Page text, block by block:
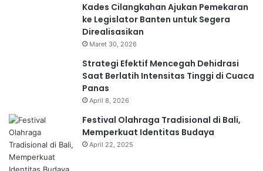
Kades Cilangkahan Ajukan Pemekaran
ke Legislator Banten untuk Segera
Direalisasikan
Maret 30, 2026
Strategi Efektif Mencegah Dehidrasi
Saat Berlatih Intensitas Tinggi di Cuaca
Panas
April 8, 2026
Festival Olahraga Tradisional di Bali,
Memperkuat Identitas Budaya
April 22, 2025